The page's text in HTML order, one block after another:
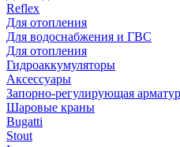
Reflex
Для отопления
Для водоснабжения и ГВС
Для отопления
Гидроаккумуляторы
Аксессуары
Запорно-регулирующая
Шаровые краны
Bugatti
Stout